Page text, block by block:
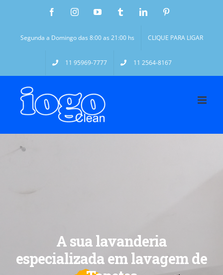
Segunda a Domingo das 8:00 as 21:00 hs CLIQUE PARA LIGAR
11 95969-7777 11 2564-8167
A sua lavanderia
especializada em lavagem de